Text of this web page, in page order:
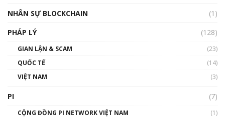
01:32:59
gió ấm
NHÂN SỰ BLOCKCHAIN
(1)
PHÁP LÝ
(128)
GIAN LẬN & SCAM
(23)
QUỐC TẾ
(14)
VIỆT NAM
(3)
PI (7)
CỘNG ĐỒNG PI NETWORK VIỆT NAM
(1)